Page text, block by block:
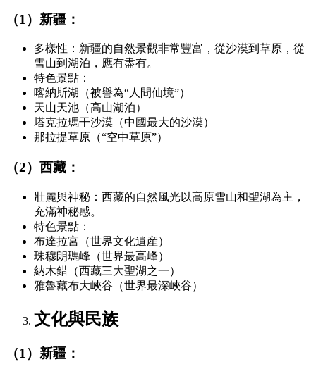
（1）新疆：
多樣性：新疆的自然景觀非常豐富，從沙漠到草原，從
雪山到湖泊，應有盡有。
特色景點：
喀納斯湖（被譽為“人間仙境”）
天山天池（高山湖泊）
塔克拉瑪干沙漠（中國最大的沙漠）
那拉提草原（“空中草原”）
（2）西藏：
壯麗與神秘：西藏的自然風光以高原雪山和聖湖為主，
充滿神秘感。
特色景點：
布達拉宮（世界文化遺産）
珠穆朗瑪峰（世界最高峰）
納木錯（西藏三大聖湖之一）
雅魯藏布大峽谷（世界最深峽谷）
文化與民族
（1）新疆：